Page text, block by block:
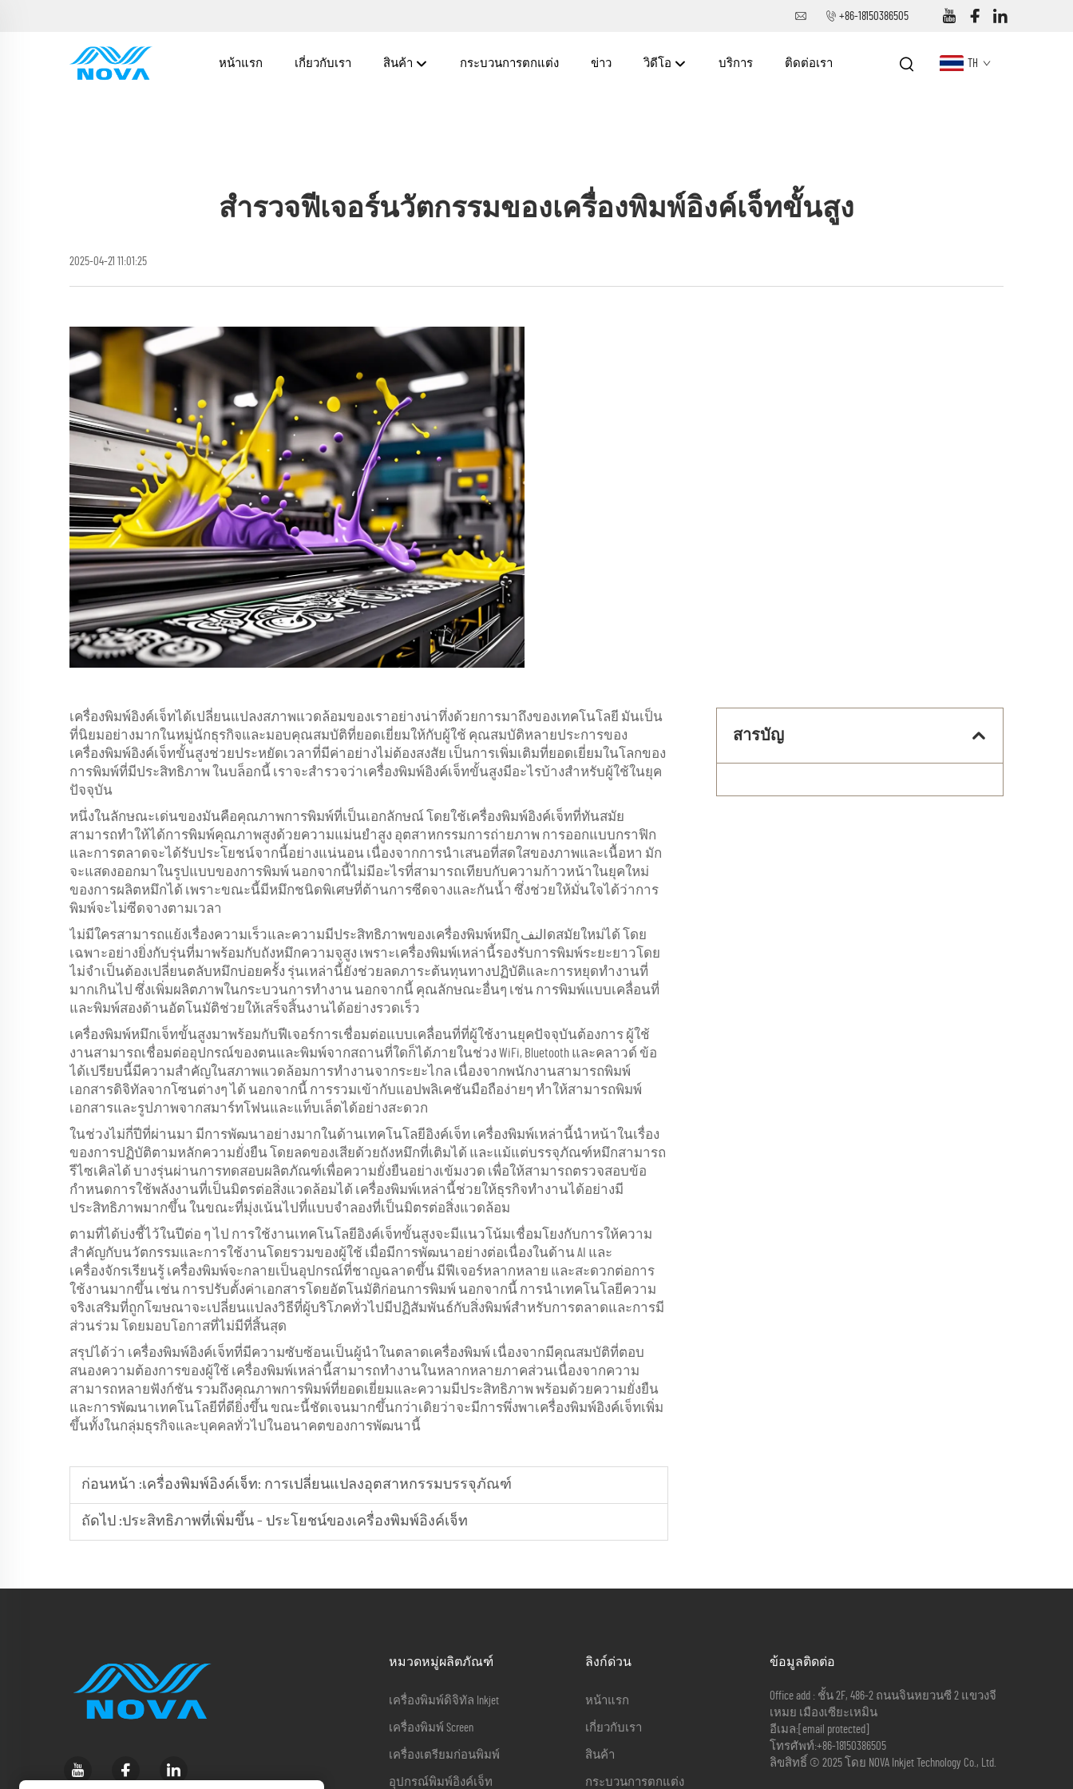
+86-18150386505
หน้าแรก เกี่ยวกับเรา สินค้า กระบวนการตกแต่ง ข่าว วิดีโอ บริการ ติดต่อเรา TH
สำรวจฟีเจอร์นวัตกรรมของเครื่องพิมพ์อิงค์เจ็ทขั้นสูง
2025-04-21 11:01:25
เครื่องพิมพ์อิงค์เจ็ทได้เปลี่ยนแปลงสภาพแวดล้อมของเราอย่างน่าทึ่งด้วยการมาถึงของเทคโนโลยี มันเป็น
ที่นิยมอย่างมากในหมู่นักธุรกิจและมอบคุณสมบัติที่ยอดเยี่ยมให้กับผู้ใช้ คุณสมบัติหลายประการของ
เครื่องพิมพ์อิงค์เจ็ทขั้นสูงช่วยประหยัดเวลาที่มีค่าอย่างไม่ต้องสงสัย เป็นการเพิ่มเติมที่ยอดเยี่ยมในโลกของ
การพิมพ์ที่มีประสิทธิภาพ ในบล็อกนี้ เราจะสำรวจว่าเครื่องพิมพ์อิงค์เจ็ทขั้นสูงมีอะไรบ้างสำหรับผู้ใช้ในยุค
ปัจจุบัน
หนึ่งในลักษณะเด่นของมันคือคุณภาพการพิมพ์ที่เป็นเอกลักษณ์ โดยใช้เครื่องพิมพ์อิงค์เจ็ทที่ทันสมัย
สามารถทำให้ได้การพิมพ์คุณภาพสูงด้วยความแม่นยำสูง อุตสาหกรรมการถ่ายภาพ การออกแบบกราฟิก
และการตลาดจะได้รับประโยชน์จากนี้อย่างแน่นอน เนื่องจากการนำเสนอที่สดใสของภาพและเนื้อหา มัก
จะแสดงออกมาในรูปแบบของการพิมพ์ นอกจากนี้ไม่มีอะไรที่สามารถเทียบกับความก้าวหน้าในยุคใหม่
ของการผลิตหมึกได้ เพราะขณะนี้มีหมึกชนิดพิเศษที่ต้านการซีดจางและกันน้ำ ซึ่งช่วยให้มั่นใจได้ว่าการ
พิมพ์จะไม่ซีดจางตามเวลา
ไม่มีใครสามารถแย้งเรื่องความเร็วและความมีประสิทธิภาพของเครื่องพิมพ์หมึก النفูดสมัยใหม่ได้ โดย
เฉพาะอย่างยิ่งกับรุ่นที่มาพร้อมกับถังหมึกความจุสูง เพราะเครื่องพิมพ์เหล่านี้รองรับการพิมพ์ระยะยาวโดย
ไม่จำเป็นต้องเปลี่ยนตลับหมึกบ่อยครั้ง รุ่นเหล่านี้ยังช่วยลดภาระต้นทุนทางปฏิบัติและการหยุดทำงานที่
มากเกินไป ซึ่งเพิ่มผลิตภาพในกระบวนการทำงาน นอกจากนี้ คุณลักษณะอื่นๆ เช่น การพิมพ์แบบเคลื่อนที่
และพิมพ์สองด้านอัตโนมัติช่วยให้เสร็จสิ้นงานได้อย่างรวดเร็ว
เครื่องพิมพ์หมึกเจ็ทขั้นสูงมาพร้อมกับฟีเจอร์การเชื่อมต่อแบบเคลื่อนที่ที่ผู้ใช้งานยุคปัจจุบันต้องการ ผู้ใช้
งานสามารถเชื่อมต่ออุปกรณ์ของตนและพิมพ์จากสถานที่ใดก็ได้ภายในช่วง WiFi, Bluetooth และคลาวด์ ข้อ
ได้เปรียบนี้มีความสำคัญในสภาพแวดล้อมการทำงานจากระยะไกล เนื่องจากพนักงานสามารถพิมพ์
เอกสารดิจิทัลจากโซนต่างๆ ได้ นอกจากนี้ การรวมเข้ากับแอปพลิเคชันมือถือง่ายๆ ทำให้สามารถพิมพ์
เอกสารและรูปภาพจากสมาร์ทโฟนและแท็บเล็ตได้อย่างสะดวก
ในช่วงไม่กี่ปีที่ผ่านมา มีการพัฒนาอย่างมากในด้านเทคโนโลยีอิงค์เจ็ท เครื่องพิมพ์เหล่านี้นำหน้าในเรื่อง
ของการปฏิบัติตามหลักความยั่งยืน โดยลดของเสียด้วยถังหมึกที่เติมได้ และแม้แต่บรรจุภัณฑ์หมึกสามารถ
รีไซเคิลได้ บางรุ่นผ่านการทดสอบผลิตภัณฑ์เพื่อความยั่งยืนอย่างเข้มงวด เพื่อให้สามารถตรวจสอบข้อ
กำหนดการใช้พลังงานที่เป็นมิตรต่อสิ่งแวดล้อมได้ เครื่องพิมพ์เหล่านี้ช่วยให้ธุรกิจทำงานได้อย่างมี
ประสิทธิภาพมากขึ้น ในขณะที่มุ่งเน้นไปที่แบบจำลองที่เป็นมิตรต่อสิ่งแวดล้อม
ตามที่ได้บ่งชี้ไว้ในปีต่อ ๆ ไป การใช้งานเทคโนโลยีอิงค์เจ็ทขั้นสูงจะมีแนวโน้มเชื่อมโยงกับการให้ความ
สำคัญกับนวัตกรรมและการใช้งานโดยรวมของผู้ใช้ เมื่อมีการพัฒนาอย่างต่อเนื่องในด้าน AI และ
เครื่องจักรเรียนรู้ เครื่องพิมพ์จะกลายเป็นอุปกรณ์ที่ชาญฉลาดขึ้น มีฟีเจอร์หลากหลาย และสะดวกต่อการ
ใช้งานมากขึ้น เช่น การปรับตั้งค่าเอกสารโดยอัตโนมัติก่อนการพิมพ์ นอกจากนี้ การนำเทคโนโลยีความ
จริงเสริมที่ถูกโฆษณาจะเปลี่ยนแปลงวิธีที่ผู้บริโภคทั่วไปมีปฏิสัมพันธ์กับสิ่งพิมพ์สำหรับการตลาดและการมี
ส่วนร่วม โดยมอบโอกาสที่ไม่มีที่สิ้นสุด
สรุปได้ว่า เครื่องพิมพ์อิงค์เจ็ทที่มีความซับซ้อนเป็นผู้นำในตลาดเครื่องพิมพ์ เนื่องจากมีคุณสมบัติที่ตอบ
สนองความต้องการของผู้ใช้ เครื่องพิมพ์เหล่านี้สามารถทำงานในหลากหลายภาคส่วนเนื่องจากความ
สามารถหลายฟังก์ชัน รวมถึงคุณภาพการพิมพ์ที่ยอดเยี่ยมและความมีประสิทธิภาพ พร้อมด้วยความยั่งยืน
และการพัฒนาเทคโนโลยีที่ดียิ่งขึ้น ขณะนี้ชัดเจนมากขึ้นกว่าเดิยว่าจะมีการพึ่งพาเครื่องพิมพ์อิงค์เจ็ทเพิ่ม
ขึ้นทั้งในกลุ่มธุรกิจและบุคคลทั่วไปในอนาคตของการพัฒนานี้
ก่อนหน้า :เครื่องพิมพ์อิงค์เจ็ท: การเปลี่ยนแปลงอุตสาหกรรมบรรจุภัณฑ์
ถัดไป :ประสิทธิภาพที่เพิ่มขึ้น – ประโยชน์ของเครื่องพิมพ์อิงค์เจ็ท
สารบัญ
หมวดหมู่ผลิตภัณฑ์
เครื่องพิมพ์ดิจิทัล Inkjet
เครื่องพิมพ์ Screen
เครื่องเตรียมก่อนพิมพ์
อุปกรณ์พิมพ์อิงค์เจ็ท
ลิงก์ด่วน
หน้าแรก
เกี่ยวกับเรา
สินค้า
กระบวนการตกแต่ง
ข้อมูลติดต่อ
Office add : ชั้น 2F, 486-2 ถนนจินหยวนซี 2 แขวงจี
เหมย เมืองเซียะเหมิน
อีเมล: [email protected]
โทรศัพท์:+86-18150386505
ลิขสิทธิ์ © 2025 โดย NOVA Inkjet Technology Co., Ltd.